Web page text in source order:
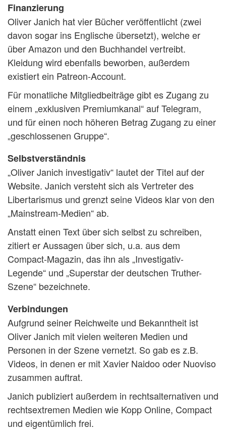
Finanzierung
Oliver Janich hat vier Bücher veröffentlicht (zwei
davon sogar ins Englische übersetzt), welche er
über Amazon und den Buchhandel vertreibt.
Kleidung wird ebenfalls beworben, außerdem
existiert ein Patreon-Account.
Für monatliche Mitgliedbeiträge gibt es Zugang zu
einem „exklusiven Premiumkanal“ auf Telegram,
und für einen noch höheren Betrag Zugang zu einer
„geschlossenen Gruppe“.
Selbstverständnis
„Oliver Janich investigativ“ lautet der Titel auf der
Website. Janich versteht sich als Vertreter des
Libertarismus und grenzt seine Videos klar von den
„Mainstream-Medien“ ab.
Anstatt einen Text über sich selbst zu schreiben,
zitiert er Aussagen über sich, u.a. aus dem
Compact-Magazin, das ihn als „Investigativ-
Legende“ und „Superstar der deutschen Truther-
Szene“ bezeichnete.
Verbindungen
Aufgrund seiner Reichweite und Bekanntheit ist
Oliver Janich mit vielen weiteren Medien und
Personen in der Szene vernetzt. So gab es z.B.
Videos, in denen er mit Xavier Naidoo oder Nuoviso
zusammen auftrat.
Janich publiziert außerdem in rechtsalternativen und
rechtsextremen Medien wie Kopp Online, Compact
und eigentümlich frei.